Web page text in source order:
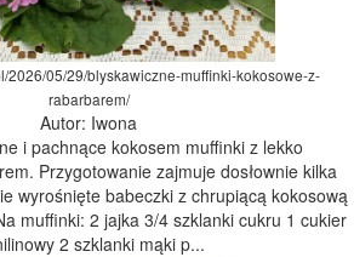
2026/05/29/blyskawiczne-muffinki-kokosowe-z-
rabarbarem/
Autor: Iwona
i pachnące kokosem muffinki z lekko
Przygotowanie zajmuje dosłownie kilka
wyrośnięte babeczki z chrupiącą kokosową
muffinki: 2 jajka 3/4 szklanki cukru 1 cukier
2 szklanki mąki p...